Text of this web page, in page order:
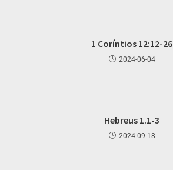
1 Coríntios 12:12-26
2024-06-04
Hebreus 1.1-3
2024-09-18